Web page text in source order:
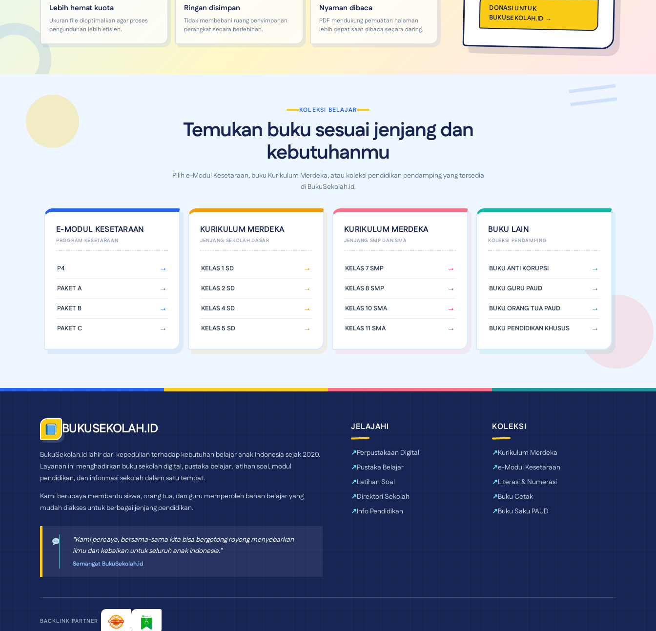
Lebih hemat kuota
Ukuran file dioptimalkan agar proses
pengunduhan lebih efisien.
Ringan disimpan
Tidak membebani ruang penyimpanan
perangkat secara berlebihan.
Nyaman dibaca
PDF mendukung pemuatan halaman
lebih cepat saat dibaca secara daring.
DONASI UNTUK
BUKUSEKOLAH.ID →
KOLEKSI BELAJAR
Temukan buku sesuai jenjang dan
kebutuhanmu
Pilih e-Modul Kesetaraan, buku Kurikulum Merdeka, atau koleksi pendidikan pendamping yang tersedia
di BukuSekolah.id.
E-MODUL KESETARAAN
P4
PAKET A
PAKET B
PAKET C
KURIKULUM MERDEKA
KELAS 1 SD
KELAS 2 SD
KELAS 4 SD
KELAS 5 SD
KURIKULUM MERDEKA
KELAS 7 SMP
KELAS 8 SMP
KELAS 10 SMA
KELAS 11 SMA
BUKU LAIN
BUKU ANTI KORUPSI
BUKU GURU PAUD
BUKU ORANG TUA PAUD
BUKU PENDIDIKAN KHUSUS
BUKUSEKOLAH.ID
BukuSekolah.id lahir dari kepedulian terhadap kebutuhan belajar anak Indonesia sejak 2020.
Layanan ini menghadirkan buku sekolah digital, pustaka belajar, latihan soal, modul
pendidikan, dan informasi sekolah dalam satu tempat.
Kami berupaya membantu siswa, orang tua, dan guru memperoleh bahan belajar yang
mudah diakses untuk berbagai jenjang pendidikan.
“Kami percaya, bersama-sama kita bisa bergotong royong menyebarkan
ilmu dan kebaikan untuk seluruh anak Indonesia.”
Semangat BukuSekolah.id
JELAJAHI
Perpustakaan Digital
Pustaka Belajar
Latihan Soal
Direktori Sekolah
Info Pendidikan
KOLEKSI
Kurikulum Merdeka
e-Modul Kesetaraan
Literasi & Numerasi
Buku Cetak
Buku Saku PAUD
BACKLINK PARTNER